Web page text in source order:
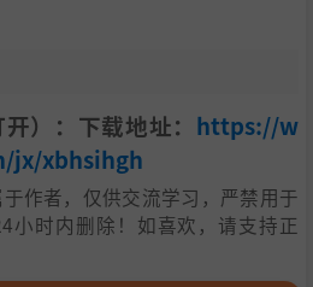
）：下载地址： https://w
jx/xbhsihgh
作者，仅供交流学习，严禁用于
小时内删除！如喜欢，请支持正